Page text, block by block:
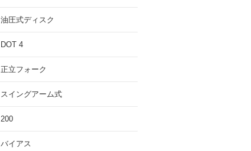
油圧式ディスク
DOT 4
正立フォーク
スイングアーム式
200
バイアス